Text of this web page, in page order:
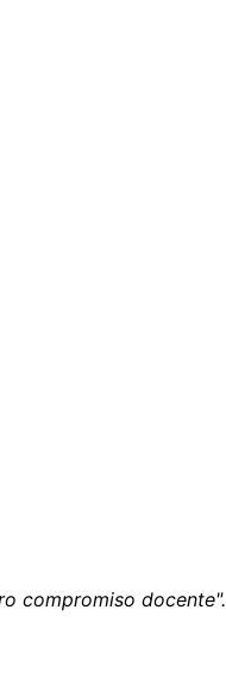
compromiso docente".